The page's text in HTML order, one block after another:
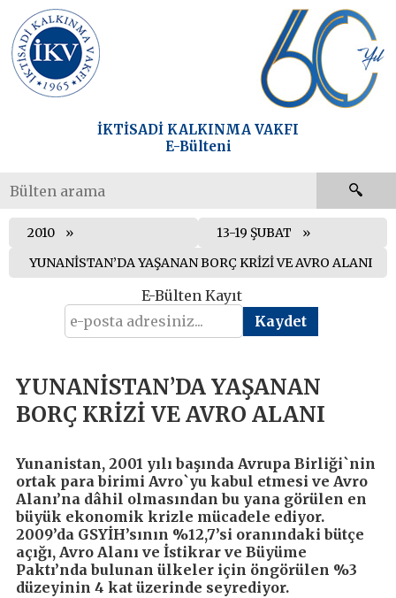
İKTİSADİ KALKINMA VAKFI
E-Bülteni
2010
13-19 ŞUBAT
YUNANİSTAN’DA YAŞANAN BORÇ KRİZİ VE AVRO ALANI
E-Bülten Kayıt
YUNANİSTAN’DA YAŞANAN
BORÇ KRİZİ VE AVRO ALANI
Yunanistan, 2001 yılı başında Avrupa Birliği`nin
ortak para birimi Avro`yu kabul etmesi ve Avro
Alanı’na dâhil olmasından bu yana görülen en
büyük ekonomik krizle mücadele ediyor.
2009’da GSYİH’sının %12,7’si oranındaki bütçe
açığı, Avro Alanı ve İstikrar ve Büyüme
Paktı’nda bulunan ülkeler için öngörülen %3
düzeyinin 4 kat üzerinde seyrediyor.